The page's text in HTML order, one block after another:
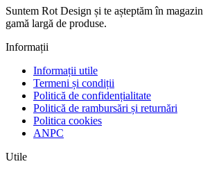
Suntem Rot Design și te așteptăm în
gamă largă de produse.
Informații
Informații utile
Termeni și condiții
Politică de confidențialitate
Politică de rambursări și returnări
Politica cookies
ANPC
Utile